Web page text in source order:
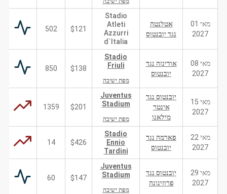
מאי 01
2027
אטלנטה
נגד יובנטוס
Stadio
Atleti
Azzurri
d`Italia
$121
502
מאי 08
2027
אודינזה נגד
יובנטוס
Stadio
Friuli
מפת ישיבה
$138
850
מאי 15
2027
יובנטוס נגד
אינטר
מילאנו
Juventus
Stadium
מפת ישיבה
$201
1359
מאי 22
2027
פארמה נגד
יובנטוס
Stadio
Ennio
Tardini
$426
14
מאי 29
2027
יובנטוס נגד
פרוזינונה
Juventus
Stadium
מפת ישיבה
$147
60